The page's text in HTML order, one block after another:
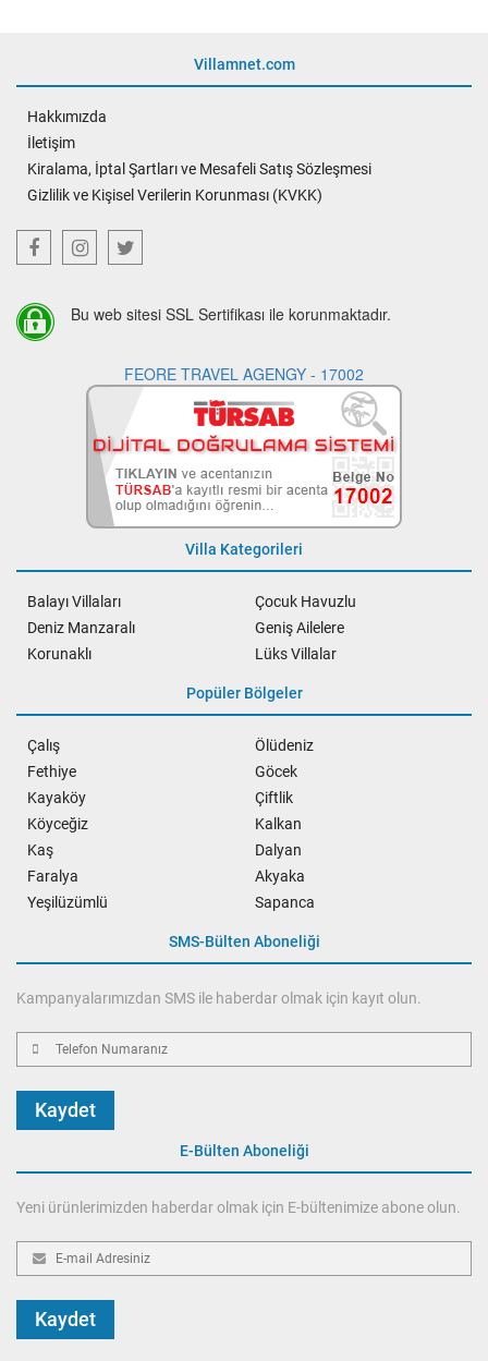
Villamnet.com
Hakkımızda
İletişim
Kiralama, İptal Şartları ve Mesafeli Satış Sözleşmesi
Gizlilik ve Kişisel Verilerin Korunması (KVKK)
Bu web sitesi SSL Sertifikası ile korunmaktadır.
FEORE TRAVEL AGENGY - 17002
Villa Kategorileri
Balayı Villaları
Çocuk Havuzlu
Deniz Manzaralı
Geniş Ailelere
Korunaklı
Lüks Villalar
Popüler Bölgeler
Çalış
Ölüdeniz
Fethiye
Göcek
Kayaköy
Çiftlik
Köyceğiz
Kalkan
Kaş
Dalyan
Faralya
Akyaka
Yeşilüzümlü
Sapanca
SMS-Bülten Aboneliği
Kampanyalarımızdan SMS ile haberdar olmak için kayıt olun.
Kaydet
E-Bülten Aboneliği
Yeni ürünlerimizden haberdar olmak için E-bültenimize abone olun.
Kaydet